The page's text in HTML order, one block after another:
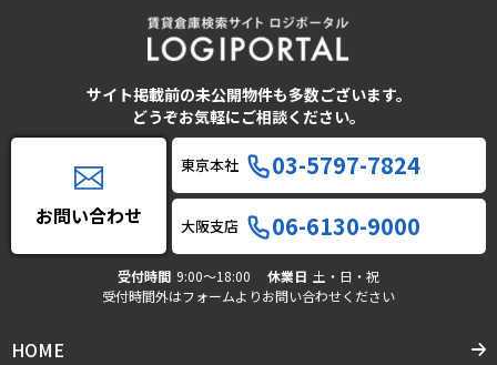
サイト掲載前の未公開物件も多数ございます。
どうぞお気軽にご相談ください。
お問い合わせ
東京本社 03-5797-7824
大阪支店 06-6130-9000
受付時間 9:00〜18:00 休業日 土・日・祝
受付時間外はフォームよりお問い合わせください
HOME